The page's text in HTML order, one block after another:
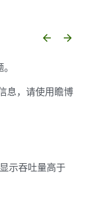
arrow_backward arrow_forward
息，请使用瞻博
示吞吐量高于